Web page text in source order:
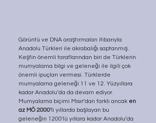
Görüntü ve DNA araştırmaları itibarıyla
Anadolu Türkleri ile akrabalığı saptanmış.
Keşfin önemli taraflarından biri de Türklerin
mumyalama bilgi ve geleneği ile ilgili çok
önemli ipuçları vermesi. Türklerde
mumyalama geleneği 11 ve 12. Yüzyıllara
kadar Anadolu’da da devam ediyor.
Mumyalama biçimi Mısır’dan farklı ancak en
az MÖ 2000' li yıllarda başlayan bu
geleneğin 1200'lü yıllara kadar Anadolu’da